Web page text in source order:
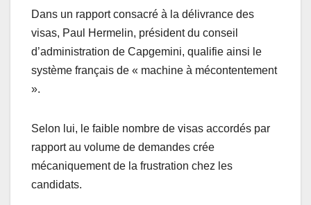
Dans un rapport consacré à la délivrance des
visas, Paul Hermelin, président du conseil
d’administration de Capgemini, qualifie ainsi le
système français de « machine à mécontentement
».
Selon lui, le faible nombre de visas accordés par
rapport au volume de demandes crée
mécaniquement de la frustration chez les
candidats.